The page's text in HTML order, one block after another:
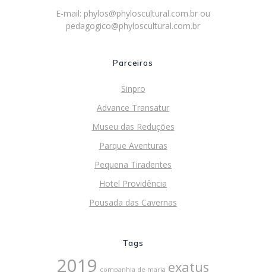
E-mail: phylos@phyloscultural.com.br ou
pedagogico@phyloscultural.com.br
Parceiros
Sinpro
Advance Transatur
Museu das Reduções
Parque Aventuras
Pequena Tiradentes
Hotel Providência
Pousada das Cavernas
Tags
2019 companhia de maria exatus